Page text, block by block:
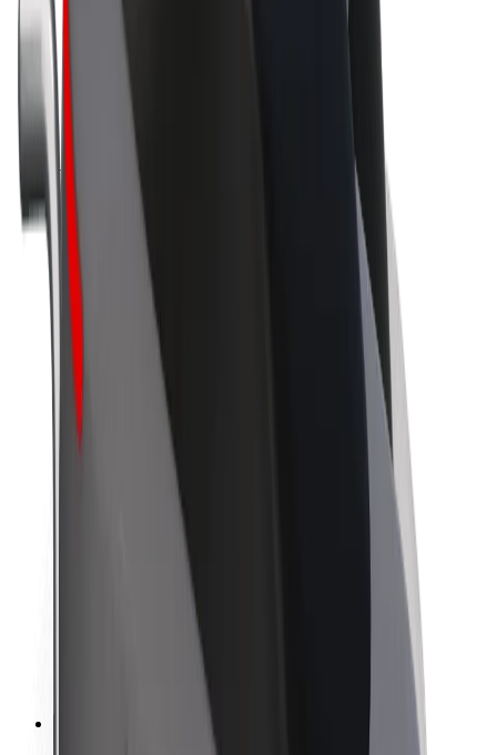
Franšize
Karijere
O platformi Bolt
Održivost uz Bolt
Smjernice za brend
Odnosi s investitorima